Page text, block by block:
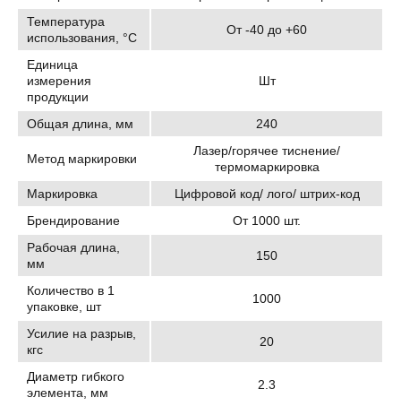
Температура
использования, °C
От -40 до +60
Единица
измерения
продукции
Шт
Общая длина, мм 240
Метод маркировки
Лазер/горячее тиснение/
термомаркировка
Маркировка
Цифровой код/ лого/ штрих-код
Брендирование
От 1000 шт.
Рабочая длина,
мм
150
Количество в 1
упаковке, шт
1000
Усилие на разрыв,
кгс
20
Диаметр гибкого
элемента, мм
2.3